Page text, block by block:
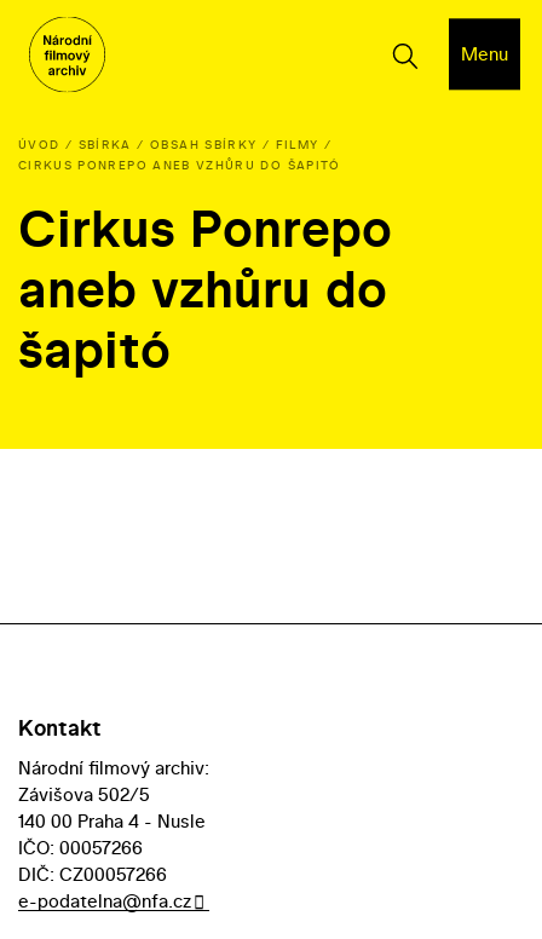
Menu
ÚVOD SBÍRKA OBSAH SBÍRKY
FILMY
CIRKUS PONREPO ANEB VZHŮRU DO ŠAPITÓ
Cirkus Ponrepo
aneb vzhůru do
šapitó
Kontakt
Národní filmový archiv:
Závišova 502/5
140 00 Praha 4 - Nusle
IČO: 00057266
DIČ: CZ00057266
e-podatelna@nfa.cz